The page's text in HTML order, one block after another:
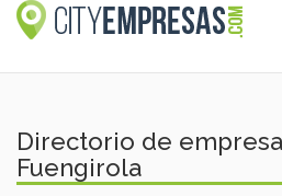
Directorio de
Fuengirola